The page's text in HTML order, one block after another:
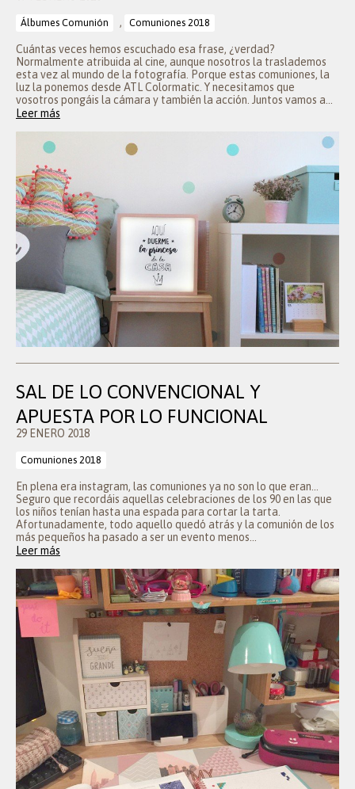
Álbumes Comunión , Comuniones 2018
Cuántas veces hemos escuchado esa frase, ¿verdad?
Normalmente atribuida al cine, aunque nosotros la traslademos
esta vez al mundo de la fotografía. Porque estas comuniones, la
luz la ponemos desde ATL Colormatic. Y necesitamos que
vosotros pongáis la cámara y también la acción. Juntos vamos a...
Leer más
SAL DE LO CONVENCIONAL Y
APUESTA POR LO FUNCIONAL
29 ENERO 2018
Comuniones 2018
En plena era instagram, las comuniones ya no son lo que eran...
Seguro que recordáis aquellas celebraciones de los 90 en las que
los niños tenían hasta una espada para cortar la tarta.
Afortunadamente, todo aquello quedó atrás y la comunión de los
más pequeños ha pasado a ser un evento menos...
Leer más